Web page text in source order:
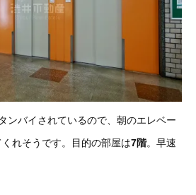
ンバイされているので、朝のエレベー
れそうです。目的の部屋は7階。早速